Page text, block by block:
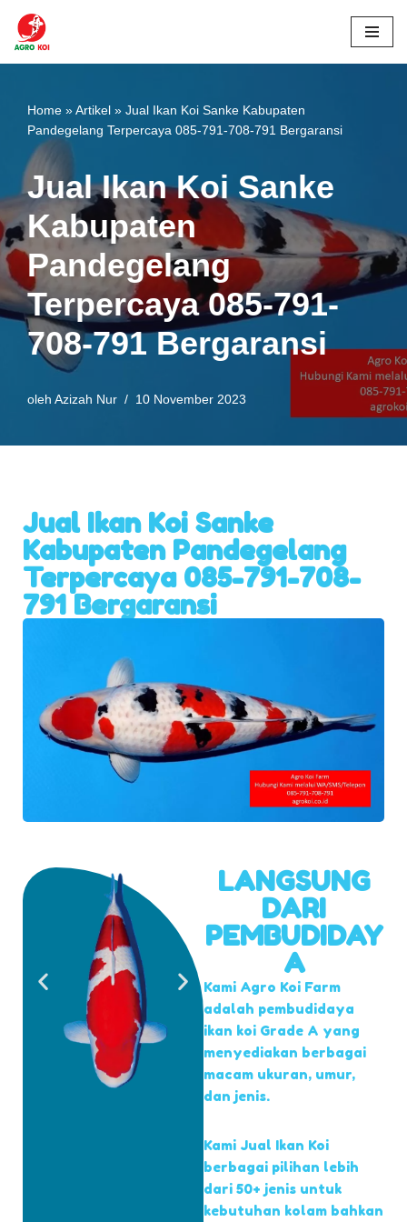
Lompat
Home »Artikel » Jual Ikan Koi Sanke Kabupaten
Pandegelang Terpercaya 085-791-708-791 Bergaransi
Jual Ikan Koi Sanke
Kabupaten
Pandegelang
Terpercaya 085-791-
708-791 Bergaransi
oleh Azizah Nur 10 November 2023
Jual Ikan Koi Sanke
Kabupaten Pandegelang
Terpercaya 085-791-708-
791 Bergaransi
LANGSUNG
DARI
PEMBUDIDAY
A
Kami Agro Koi Farm
adalah pembudidaya
ikan koi Grade A yang
menyediakan berbagai
macam ukuran, umur,
dan jenis.
Kami Jual Ikan Koi
berbagai pilihan lebih
dari 50+ jenis untuk
kebutuhan kolam bahkan